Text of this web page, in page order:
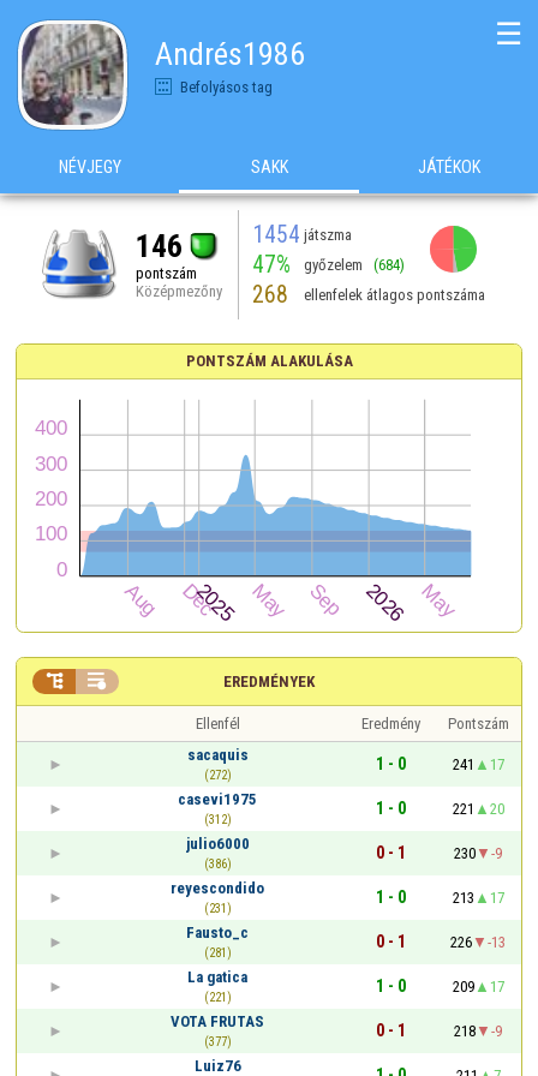
Andrés1986
Befolyásos tag
☰
NÉVJEGY SAKK JÁTÉKOK
146
pontszám
Középmezőny
1454 játszma
47% győzelem (684)
268 ellenfelek átlagos pontszáma
PONTSZÁM ALAKULÁSA
EREDMÉNYEK
 
Ellenfél Eredmény
Pontszám
sacaquis
(272)
1 - 0 241
17
casevi1975
(312)
1 - 0 221
20
julio6000
(386)
0 - 1 230
-9
reyescondido
(231)
1 - 0 213
17
Fausto_c
(281)
0 - 1 226
-13
La gatica
(221)
1 - 0 209
17
VOTA FRUTAS
(377)
0 - 1 218
-9
Luiz76